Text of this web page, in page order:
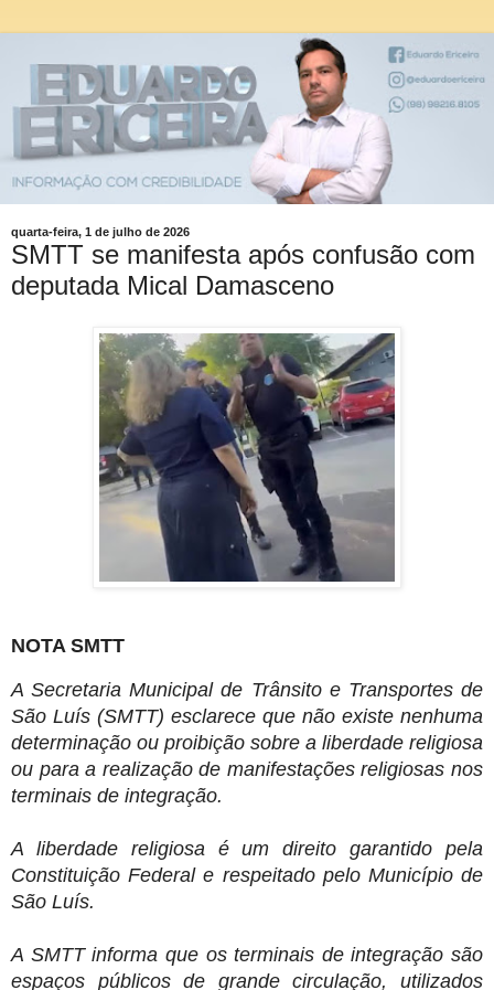
quarta-feira, 1 de julho de 2026
SMTT se manifesta após confusão com
deputada Mical Damasceno
NOTA SMTT
A Secretaria Municipal de Trânsito e Transportes de
São Luís (SMTT) esclarece que não existe nenhuma
determinação ou proibição sobre a liberdade religiosa
ou para a realização de manifestações religiosas nos
terminais de integração.
A liberdade religiosa é um direito garantido pela
Constituição Federal e respeitado pelo Município de
São Luís.
A SMTT informa que os terminais de integração são
espaços públicos de grande circulação, utilizados